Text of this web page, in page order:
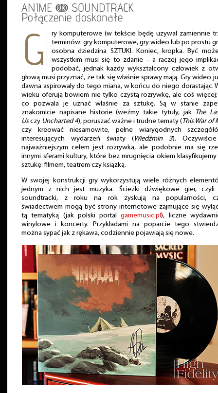
ANIME ↈ SOUNDTRACK
Połączenie doskonałe
ry komputerowe (w tekście będę używał zamiennie
terminów: gry komputerowe, gry wideo lub po prostu
osobna dziedzina SZTUKI. Koniec, kropka. Być
wszystkim musi się to zdanie – a raczej jego
podobać, jednak każdy wykształcony człowiek z
głową musi przyznać, że tak się właśnie sprawy mają. Gry wideo
dawna aspirowały do tego miana, w końcu do niego dorastając.
wieku oferują bowiem nie tylko czystą rozrywkę, ale coś
co pozwala je uznać właśnie za sztukę. Są w stanie
znakomicie napisane historie (weźmy takie tytuły, jak The
Usczy Uncharted 4), poruszać ważne i trudne tematy (This War of
czy kreować niesamowite, pełne wiarygodnych
interesujących wydarzeń światy ( Wiedźmin 3).
najważniejszym celem jest rozrywka, ale podobnie ma się
innymi sferami kultury, które bez mrugnięcia okiem
sztukę: filmem, teatrem czy książką.
W swojej konstrukcji gry wykorzystują wiele różnych
jednym z nich jest muzyka. Ścieżki dźwiękowe gier, czyli
soundtracki, z roku na rok zyskują na popularności,
świadectwem mogą być strony internetowe zajmujące się
tą tematyką (jak polski portalgamemusic.pl), liczne
winylowe i koncerty. Przykładami na poparcie tego
można sypać jak z rękawa, codziennie pojawiają się nowe.